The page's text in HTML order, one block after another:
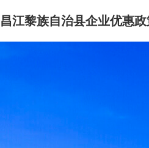
昌江黎族自治县企业优惠